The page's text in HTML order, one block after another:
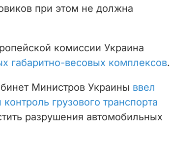
при этом не должна
комиссии Украина
габаритно-весовых комплексов.
Министров Украины ввел
грузового транспорта
разрушения автомобильных